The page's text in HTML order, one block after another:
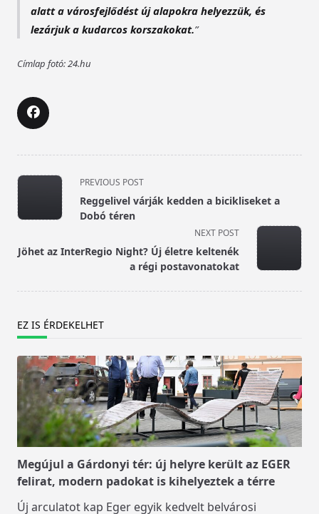
alatt a városfejlődést új alapokra helyezzük, és
lezárjuk a kudarcos korszakokat.
Címlap fotó: 24.hu
<span
class="nav-
subtitle
reader-
PREVIOUS POST
Reggelivel várják kedden a bicikliseket a
Dobó téren
NEXT POST
Jöhet az InterRegio Night? Új életre keltenék
a régi postavonatokat
EZ IS ÉRDEKELHET
Megújul a Gárdonyi tér: új helyre került az EGER
felirat, modern padokat is kihelyeztek a térre
Új arculatot kap Eger egyik kedvelt belvárosi